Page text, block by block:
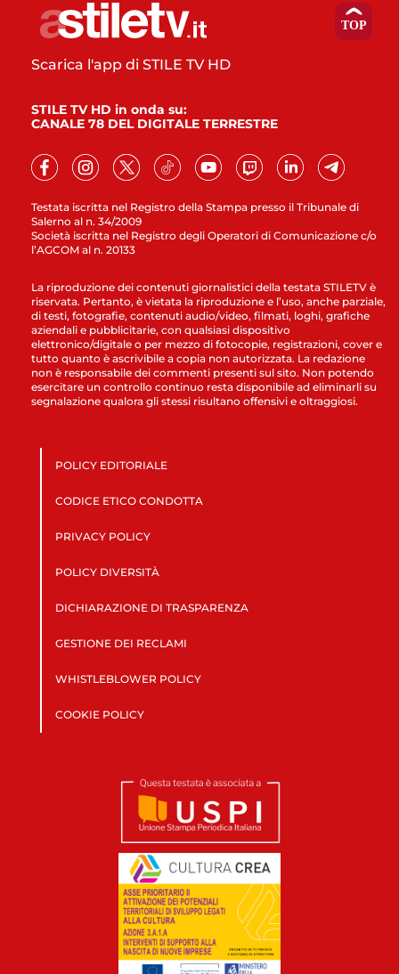
Testata iscritta nel Registro della Stampa presso il Tribunale di
Salerno al n. 34/2009
Società iscritta nel Registro degli Operatori di Comunicazione c/o
l’AGCOM al n. 20133
Scarica l'app di STILE TV HD
STILE TV HD in onda su:
CANALE 78 DEL DIGITALE TERRESTRE
La riproduzione dei contenuti giornalistici della testata STILETV è
riservata. Pertanto, è vietata la riproduzione e l’uso, anche parziale,
di testi, fotografie, contenuti audio/video, filmati, loghi, grafiche
aziendali e pubblicitarie, con qualsiasi dispositivo
elettronico/digitale o per mezzo di fotocopie, registrazioni, cover e
tutto quanto è ascrivibile a copia non autorizzata. La redazione
non è responsabile dei commenti presenti sul sito. Non potendo
esercitare un controllo continuo resta disponibile ad eliminarli su
segnalazione qualora gli stessi risultano offensivi e oltraggiosi.
POLICY EDITORIALE
CODICE ETICO CONDOTTA
PRIVACY POLICY
POLICY DIVERSITÀ
DICHIARAZIONE DI TRASPARENZA
GESTIONE DEI RECLAMI
WHISTLEBLOWER POLICY
COOKIE POLICY